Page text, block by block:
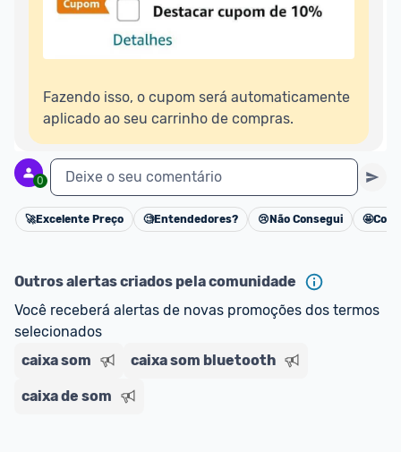
Fazendo isso, o cupom será automaticamente
aplicado ao seu carrinho de compras.
0 Deixe o seu comentário
Cancelar
🚀Excelente Preço 🧐Entendedores? 😢Não Consegui 🤩
Outros alertas criados pela comunidade
Você receberá alertas de novas promoções dos termos
selecionados
caixa som
caixa som bluetooth
caixa de som